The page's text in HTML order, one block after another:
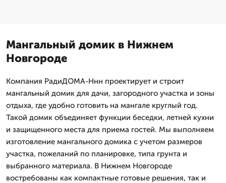
Мангальный домик в Нижнем
Новгороде
Компания РадиДОМА-Ннн проектирует и строит
мангальный домик для дачи, загородного участка и зоны
отдыха, где удобно готовить на мангале круглый год.
Такой домик объединяет функции беседки, летней кухни
и защищенного места для приема гостей. Мы выполняем
изготовление мангального домика с учетом размеров
участка, пожеланий по планировке, типа грунта и
выбранного материала. В Нижнем Новгороде
востребованы как компактные готовые решения, так и